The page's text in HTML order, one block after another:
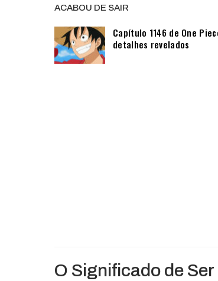
ACABOU DE SAIR
Capítulo 1146 de One
detalhes revelados
O Significado de